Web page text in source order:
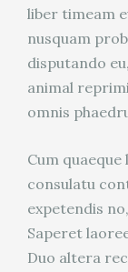
liber timeam
nusquam
disputando
animal
omnis
Cum
consulatu
expetendis
Saperet
Duo altera